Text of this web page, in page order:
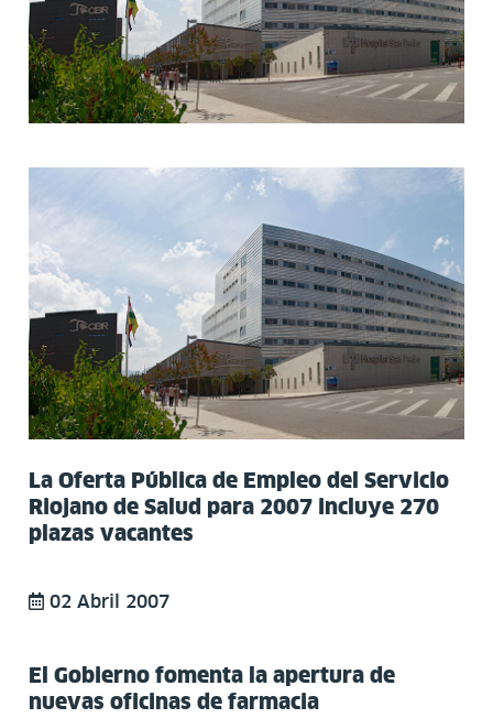
La Oferta Pública de Empleo del Servicio
Riojano de Salud para 2007 incluye 270
plazas vacantes
02 Abril 2007
El Gobierno fomenta la apertura de
nuevas oficinas de farmacia